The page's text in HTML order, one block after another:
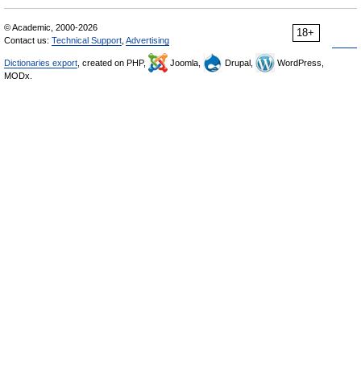
18+
© Academic, 2000-2026
Contact us: Technical Support Advertising
Dictionaries export , created on PHP, Joomla, Drupal,
WordPress,
MODx.